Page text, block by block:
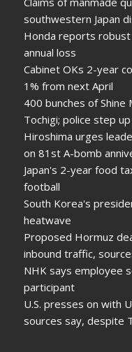
southwestern Japan
Honda reports
annual loss
Cabinet OKs 2-year
1% from next April
400 bunches of
Tochigi; police step
Hiroshima urges
on 81st A-bomb
Japan's 2-year food
football
South Korea's
heatwave
Proposed Hormuz
inbound traffic,
NHK says employee
participant
U.S. presses on with
sources say, despite